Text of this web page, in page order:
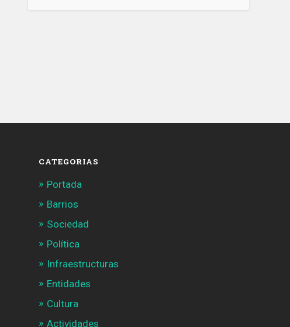
CATEGORIAS
Portada
Barrios
Sociedad
Política
Infraestructuras
Entidades
Cultura
Actividades